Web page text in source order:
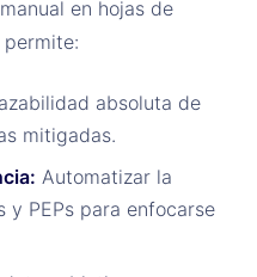
en hojas de
absoluta de
mitigadas.
Automatizar la
PEPs para enfocarse